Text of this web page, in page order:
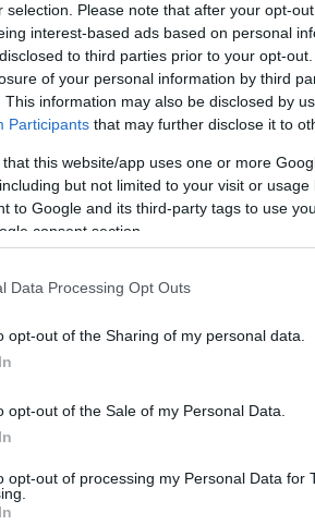
selection. Please note that after your opt-
interest-based ads based on personal
to third parties prior to your opt-
of your personal information by third
This information may also be disclosed by
Participants that may further disclose it to
that this website/app uses one or more
but not limited to your visit or
to Google and its third-party tags to use
consent section.
Data Processing Opt Outs
opt-out of the Sharing of my personal data.
opt-out of the Sale of my Personal Data.
opt-out of processing my Personal Data for
(ΠΑΝΔΑΙΜΟΝΙΟ)”
με *
πλοηγό για την επόμενη φορά που θα